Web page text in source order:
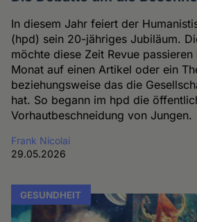
In diesem Jahr feiert der
(hpd) sein 20-jähriges Jubiläum.
möchte diese Zeit Revue
Monat auf einen Artikel oder ein
beziehungsweise das die
hat. So begann im hpd die
Vorhautbeschneidung von Jungen.
Frank Nicolai
29.05.2026
GESUNDHEIT